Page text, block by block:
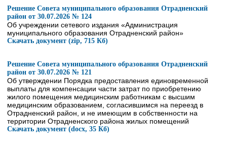
Решение Совета муниципального образования Отрадненский
район от 30.07.2026 № 124
Об учреждении сетевого издания «Администрация
муниципального образования Отрадненский район»
Скачать документ (zip, 715 Кб)
Решение Совета муниципального образования Отрадненский
район от 30.07.2026 № 121
Об утверждении Порядка предоставления единовременной
выплаты для компенсации части затрат по приобретению
жилого помещения медицинским работникам с высшим
медицинским образованием, согласившимся на переезд в
Отрадненский район, и не имеющим в собственности на
территории Отрадненского района жилых помещений
Скачать документ (docx, 35 Кб)